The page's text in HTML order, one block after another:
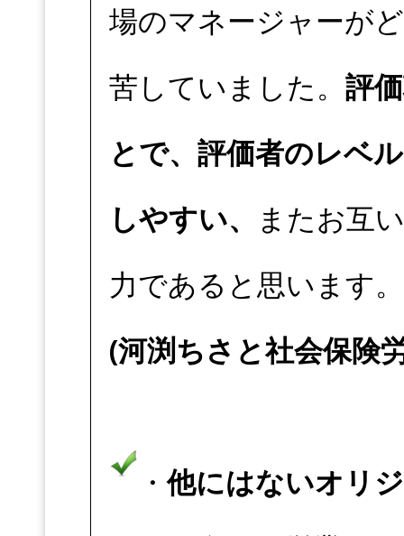
場のマネージャーが
苦していました。 評
とで、評価者のレベ
しやすい、
またお互
力であると思います。
(河渕ちさと社会保険
・他にはないオリ